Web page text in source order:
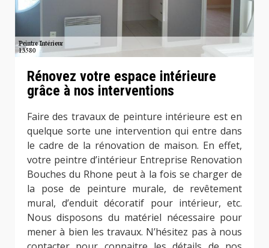
Rénovez votre espace intérieure
grâce à nos interventions
Faire des travaux de peinture intérieure est en
quelque sorte une intervention qui entre dans
le cadre de la rénovation de maison. En effet,
votre peintre d’intérieur Entreprise Renovation
Bouches du Rhone peut à la fois se charger de
la pose de peinture murale, de revêtement
mural, d’enduit décoratif pour intérieur, etc.
Nous disposons du matériel nécessaire pour
mener à bien les travaux. N’hésitez pas à nous